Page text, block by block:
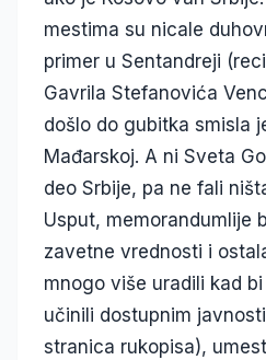
mestima su nicale
primer u Sentandreji
Gavrila Stefanovića
došlo do gubitka smisla
Mađarskoj. A ni Sveta
deo Srbije, pa ne fali
Usput, memorandumlije
zavetne vrednosti i
mnogo više uradili kad
učinili dostupnim
stranica rukopisa),